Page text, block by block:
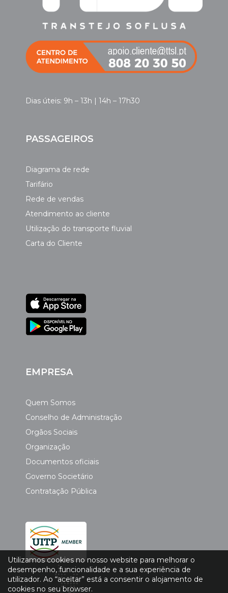
Dias úteis: 9h – 13h | 14h – 17h30
PASSAGEIROS
Diagrama de rede
Tarifário
Rede de vendas
Atendimento ao cliente
Utilização do transporte fluvial
Carta do Cliente
EMPRESA
Quem Somos
Conselho de Administração
Orgãos Sociais
Organização
Documentos oficiais
Governo Societário
Contratação Pública
Utilizamos cookies no nosso website para melhorar o
desempenho, funcionalidade e a sua experiência de
utilizador. Ao “aceitar” está a consentir o alojamento de
cookies no seu browser.